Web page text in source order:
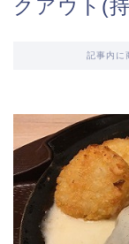
クアウト(
記事内に